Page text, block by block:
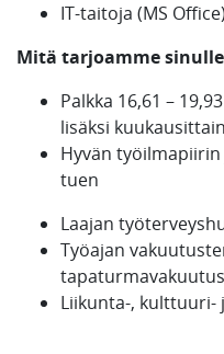
IT-taitoja (MS Office)
Mitä tarjoamme
Palkka 16,61 –
lisäksi
Hyvän
tuen
Laajan
Työajan
tapaturmavakuutus
Liikunta-, kulttuuri-